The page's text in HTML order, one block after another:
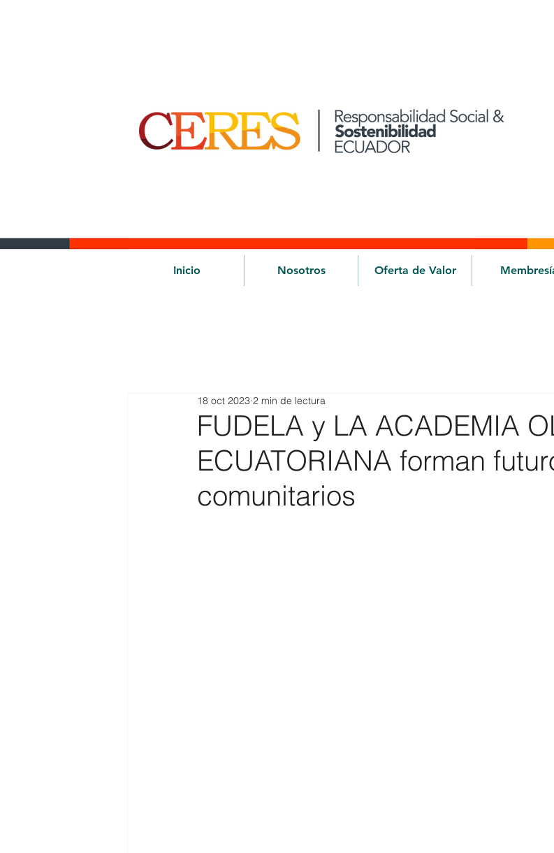
Inicio Nosotros Oferta de Valor
FUDELA y LA ACADEMIA
ECUATORIANA forman
comunitarios
18 oct 2023 2 min de lectura